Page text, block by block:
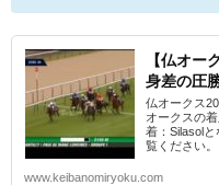
【仏オー
身差の圧
仏オークス
オークスの
着：Silasol
覧ください。
www.keibanomiryoku.com